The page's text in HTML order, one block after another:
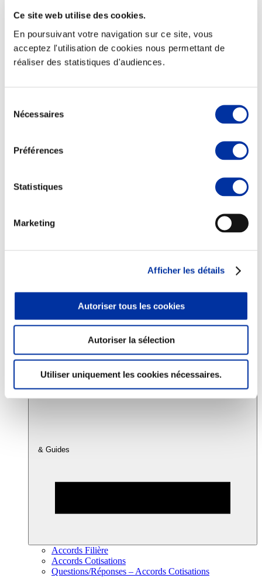
Ce site web utilise des cookies.
En poursuivant votre navigation sur ce site, vous
acceptez l'utilisation de cookies nous permettant de
réaliser des statistiques d'audiences.
Nécessaires
Préférences
Statistiques
Marketing
Afficher les détails
Autoriser tous les cookies
Autoriser la sélection
Utiliser uniquement les cookies nécessaires.
Elevage
Consommation
Sécurité sanitaire
Juste rémunération et attractivité des métiers
Info-veille scientifique
Accords
& Guides
Accords Filière
Accords Cotisations
Questions/Réponses – Accords Cotisations